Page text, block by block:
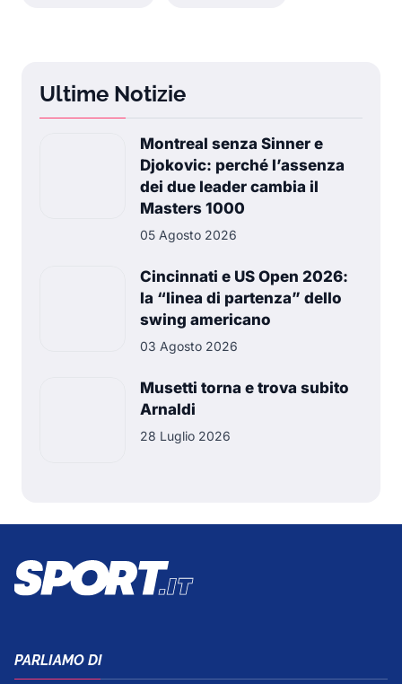
Ultime Notizie
Montreal senza Sinner e
Djokovic: perché l’assenza
dei due leader cambia il
Masters 1000
05 Agosto 2026
Cincinnati e US Open 2026:
la “linea di partenza” dello
swing americano
03 Agosto 2026
Musetti torna e trova subito
Arnaldi
28 Luglio 2026
PARLIAMO DI